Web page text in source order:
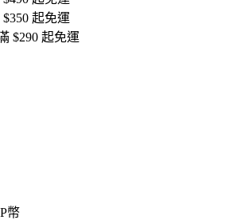
起免運
$290 起免運
幣